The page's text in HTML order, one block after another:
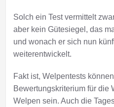
Solch ein Test vermittelt
aber kein Gütesiegel, das
und wonach er sich nun
weiterentwickelt.
Fakt ist, Welpentests
Bewertungskriterium für die
Welpen sein. Auch die